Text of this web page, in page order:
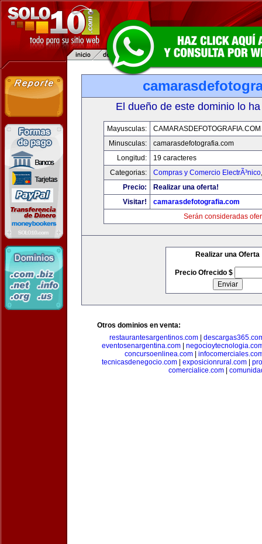
El dueño de este dominio lo
Mayusculas:
CAMARASDEFOTOGRAFIA.COM
Minusculas:
camarasdefotografia.com
Longitud:
19 caracteres
Categorias:
Compras y Comercio ElectrÃ³nico
Precio:
Realizar una oferta!
Visitar!
camarasdefotografia.com
Serán consideradas
Realizar una Oferta
Precio Ofrecido $
Otros dominios en venta:
restaurantesargentinos.com
eventosenargentina.com
concursoenlinea.com|
tecnicasdenegocio.com
exposicionrural.com
comercialice.com|